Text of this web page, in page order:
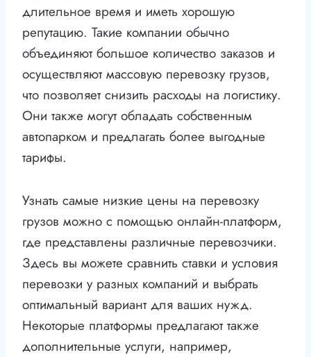
длительное время и иметь хорошую
репутацию. Такие компании обычно
объединяют большое количество заказов и
осуществляют массовую перевозку грузов,
что позволяет снизить расходы на логистику.
Они также могут обладать собственным
автопарком и предлагать более выгодные
тарифы.
Узнать самые низкие цены на перевозку
грузов можно с помощью онлайн-платформ,
где представлены различные перевозчики.
Здесь вы можете сравнить ставки и условия
перевозки у разных компаний и выбрать
оптимальный вариант для ваших нужд.
Некоторые платформы предлагают также
дополнительные услуги, например,